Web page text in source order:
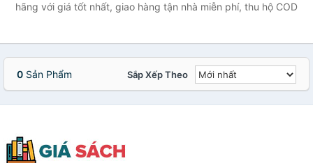
hãng với giá tốt nhất, giao hàng tận nhà miễn phí, thu hộ COD
0 Sản Phẩm Sắp Xếp Theo